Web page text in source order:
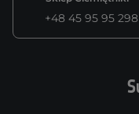
+48 45 95 95 298